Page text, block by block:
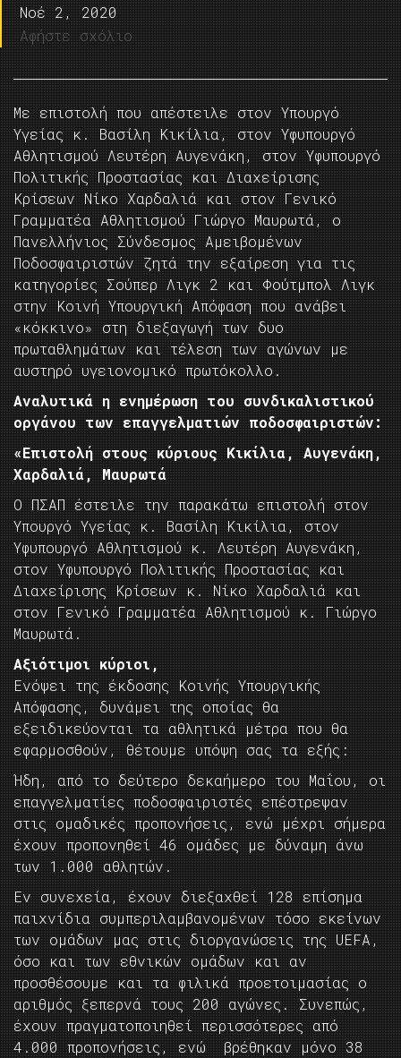
Νοέ 2, 2020
Αφήστε σχόλιο
Με επιστολή που απέστειλε στον Υπουργό
Υγείας κ. Βασίλη Κικίλια, στον Υφυπουργό
Αθλητισμού Λευτέρη Αυγενάκη, στον Υφυπουργό
Πολιτικής Προστασίας και Διαχείρισης
Κρίσεων Νίκο Χαρδαλιά και στον Γενικό
Γραμματέα Αθλητισμού Γιώργο Μαυρωτά, ο
Πανελλήνιος Σύνδεσμος Αμειβομένων
Ποδοσφαιριστών ζητά την εξαίρεση για τις
κατηγορίες Σούπερ Λιγκ 2 και Φούτμπολ Λιγκ
στην Κοινή Υπουργική Απόφαση που ανάβει
«κόκκινο» στη διεξαγωγή των δυο
πρωταθλημάτων και τέλεση των αγώνων με
αυστηρό υγειονομικό πρωτόκολλο.
Αναλυτικά η ενημέρωση του συνδικαλιστικού
οργάνου των επαγγελματιών ποδοσφαιριστών:
«Επιστολή στους κύριους Κικίλια, Αυγενάκη,
Χαρδαλιά, Μαυρωτά
Ο ΠΣΑΠ έστειλε την παρακάτω επιστολή στον
Υπουργό Υγείας κ. Βασίλη Κικίλια, στον
Υφυπουργό Αθλητισμού κ. Λευτέρη Αυγενάκη,
στον Υφυπουργό Πολιτικής Προστασίας και
Διαχείρισης Κρίσεων κ. Νίκο Χαρδαλιά και
στον Γενικό Γραμματέα Αθλητισμού κ. Γιώργο
Μαυρωτά.
Αξιότιμοι κύριοι,
Ενόψει της έκδοσης Κοινής Υπουργικής
Απόφασης, δυνάμει της οποίας θα
εξειδικεύονται τα αθλητικά μέτρα που θα
εφαρμοσθούν, θέτουμε υπόψη σας τα εξής:
Ήδη, από το δεύτερο δεκαήμερο του Μαΐου, οι
επαγγελματίες ποδοσφαιριστές επέστρεψαν
στις ομαδικές προπονήσεις, ενώ μέχρι σήμερα
έχουν προπονηθεί 46 ομάδες με δύναμη άνω
των 1.000 αθλητών.
Εν συνεχεία, έχουν διεξαχθεί 128 επίσημα
παιχνίδια συμπεριλαμβανομένων τόσο εκείνων
των ομάδων μας στις διοργανώσεις της UEFA,
όσο και των εθνικών ομάδων και αν
προσθέσουμε και τα φιλικά προετοιμασίας ο
αριθμός ξεπερνά τους 200 αγώνες. Συνεπώς,
έχουν πραγματοποιηθεί περισσότερες από
4.000 προπονήσεις, ενώ βρέθηκαν μόνο 38